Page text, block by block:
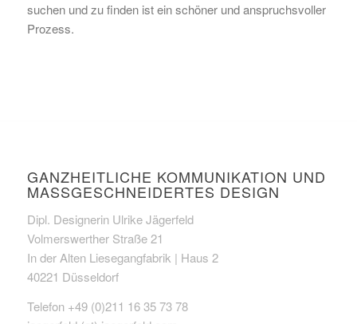
suchen und zu finden ist ein schöner und anspruchsvoller
Prozess.
GANZHEITLICHE KOMMUNIKATION UND
MASSGESCHNEIDERTES DESIGN
Dipl. Designerin Ulrike Jägerfeld
Volmerswerther Straße 21
In der Alten Liesegangfabrik | Haus 2
40221 Düsseldorf
Telefon +49 (0)211 16 35 73 78